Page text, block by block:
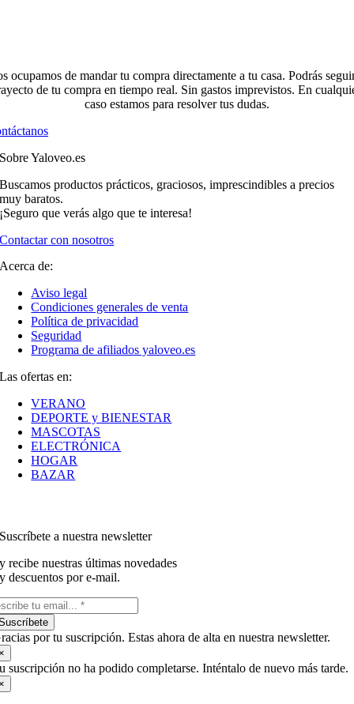
ocupamos de mandar tu compra directamente a tu casa. Podrás
de tu compra en tiempo real. Sin gastos imprevistos. En
caso estamos para resolver tus dudas.
Sobre Yaloveo.es
Buscamos productos prácticos, graciosos, imprescindibles a precios
muy baratos.
¡Seguro que verás algo que te interesa!
Contactar con nosotros
Acerca de:
Aviso legal
Condiciones generales de venta
Política de privacidad
Seguridad
Programa de afiliados yaloveo.es
Las ofertas en:
VERANO
DEPORTE y BIENESTAR
MASCOTAS
ELECTRÓNICA
HOGAR
BAZAR
Suscríbete a nuestra newsletter
y recibe nuestras últimas novedades
y descuentos por e-mail.
por tu suscripción. Estas ahora de alta en nuestra newsletter.
suscripción no ha podido completarse. Inténtalo de nuevo más tarde.